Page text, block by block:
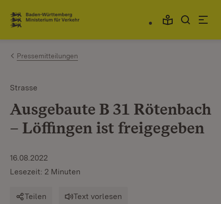
Zum Inhalt springen
Link zur Startseite
Pressemitteilungen
Strasse
Ausgebaute B 31 Rötenbach
– Löffingen ist freigegeben
16.08.2022
Lesezeit: 2 Minuten
Teilen Text vorlesen